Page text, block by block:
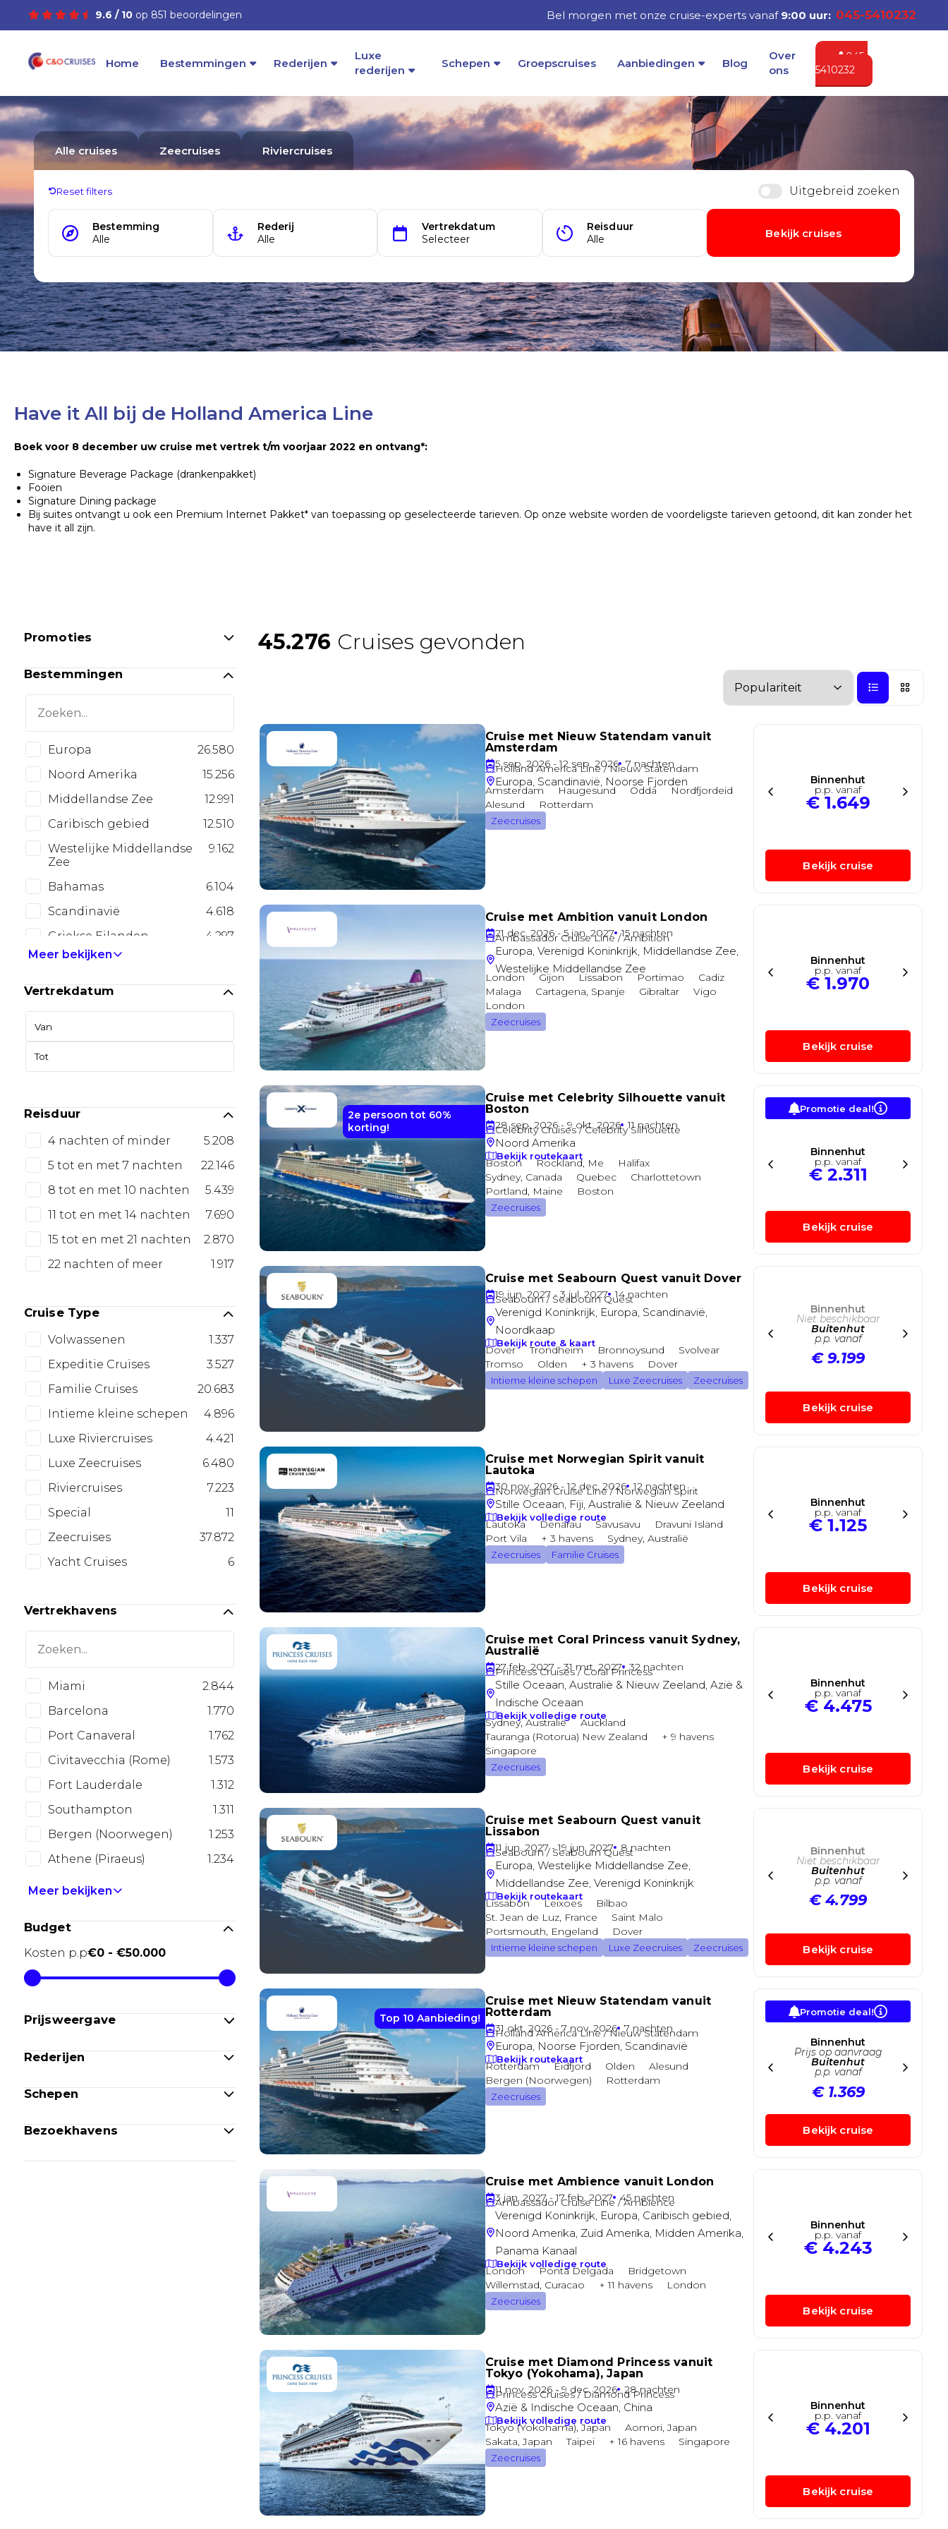
9.6 / 10 op 851 beoordelingen Bel morgen met onze cruise-experts vanaf 9:00 uur: 045-5410232
Home Bestemmingen Rederijen
Luxe
rederijen
Schepen Groepscruises Aanbiedingen Blog
Over
ons
045-
5410232
Have it All bij de Holland America Line
Boek voor 8 december uw cruise met vertrek t/m voorjaar 2022 en ontvang*:
Signature Beverage Package (drankenpakket)
Fooien
Signature Dining package
Bij suites ontvangt u ook een Premium Internet Pakket* van toepassing op geselecteerde tarieven. Op onze website worden de voordeligste tarieven getoond, dit kan zonder het
have it all zijn.